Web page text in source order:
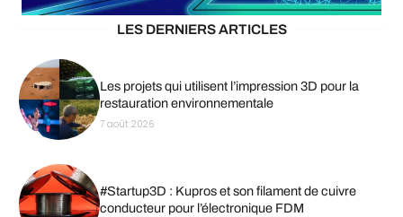
LES DERNIERS ARTICLES
Les projets qui utilisent l’impression 3D pour la
restauration environnementale
7 août 2026
#Startup3D : Kupros et son filament de cuivre
conducteur pour l’électronique FDM